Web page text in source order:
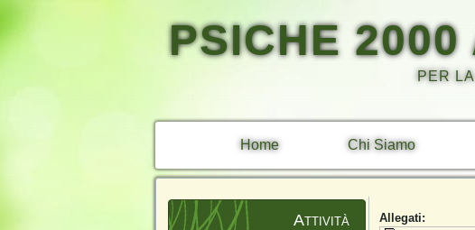
PSICHE
PER
Home Chi Siamo
Attività Allegati: